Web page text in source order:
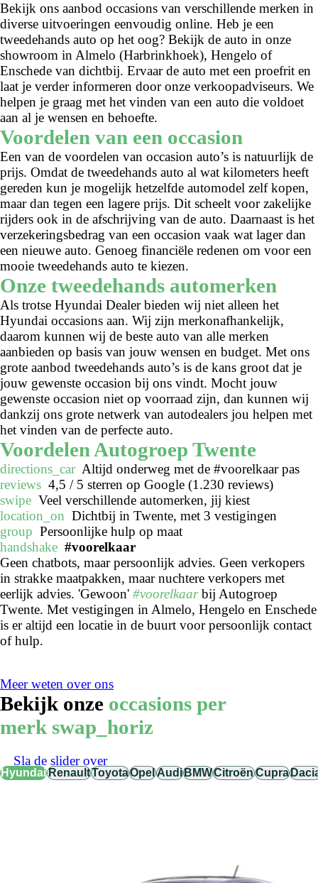
Bekijk ons aanbod occasions van verschillende merken in
diverse uitvoeringen eenvoudig online. Heb je een
tweedehands auto op het oog? Bekijk de auto in onze
showroom in Almelo (Harbrinkhoek), Hengelo of
Enschede van dichtbij. Ervaar de auto met een proefrit en
laat je verder informeren door onze verkoopadviseurs. We
helpen je graag met het vinden van een auto die voldoet
aan al je wensen en behoefte.
Voordelen van een occasion
Een van de voordelen van occasion auto’s is natuurlijk de
prijs. Omdat de tweedehands auto al wat kilometers heeft
gereden kun je mogelijk hetzelfde automodel zelf kopen,
maar dan tegen een lagere prijs. Dit scheelt voor zakelijke
rijders ook in de afschrijving van de auto. Daarnaast is het
verzekeringsbedrag van een occasion vaak wat lager dan
een nieuwe auto. Genoeg financiële redenen om voor een
mooie tweedehands auto te kiezen.
Onze tweedehands automerken
Als trotse Hyundai Dealer bieden wij niet alleen het
Hyundai occasions aan. Wij zijn merkonafhankelijk,
daarom kunnen wij de beste auto van alle merken
aanbieden op basis van jouw wensen en budget. Met ons
grote aanbod tweedehands auto’s is de kans groot dat je
jouw gewenste occasion bij ons vindt. Mocht jouw
gewenste occasion niet op voorraad zijn, dan kunnen wij
dankzij ons grote netwerk van autodealers jou helpen met
het vinden van de perfecte auto.
Voordelen Autogroep Twente
directions_carAltijd onderweg met de #voorelkaar pas
reviews 4,5 / 5 sterren op Google (1.230 reviews)
swipe Veel verschillende automerken, jij kiest
location_on Dichtbij in Twente, met 3 vestigingen
group Persoonlijke hulp op maat
handshake #voorelkaar
Geen chatbots, maar persoonlijk advies. Geen verkopers
in strakke maatpakken, maar nuchtere verkopers met
eerlijk advies. 'Gewoon' #voorelkaarbij Autogroep
Twente. Met vestigingen in Almelo, Hengelo en Enschede
is er altijd een locatie in de buurt voor persoonlijk contact
of hulp.
Meer weten over ons
Bekijk onze occasions per
merk swap_horiz
HyundaiRenaultToyotaOpelAudiBMWCitroënCupra
Sla de slider over